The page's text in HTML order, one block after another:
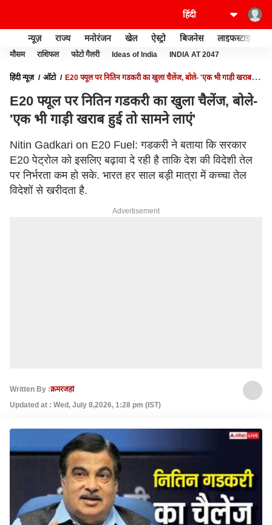
न्यूज़ राज्य मनोरंजन खेल ऐस्ट्रो बिजनेस लाइफस्टाइल
मौसम राशिफल फोटो गैलरी Ideas of India INDIA AT 2047
हिंदी न्यूज़ ऑटो
E20 फ्यूल पर नितिन गडकरी का खुला चैलेंज, बोले- 'एक भी गाड़ी खराब हुई
E20 फ्यूल पर नितिन गडकरी का खुला चैलेंज, बोले-
'एक भी गाड़ी खराब हुई तो सामने लाएं'
Nitin Gadkari on E20 Fuel: गडकरी ने बताया कि सरकार
E20 पेट्रोल को इसलिए बढ़ावा दे रही है ताकि देश की विदेशी तेल
पर निर्भरता कम हो सके. भारत हर साल बड़ी मात्रा में कच्चा तेल
विदेशों से खरीदता है.
Advertisement
Written By :क़मरजहां
Updated at : Wed, July 8,2026, 1:28 pm (IST)